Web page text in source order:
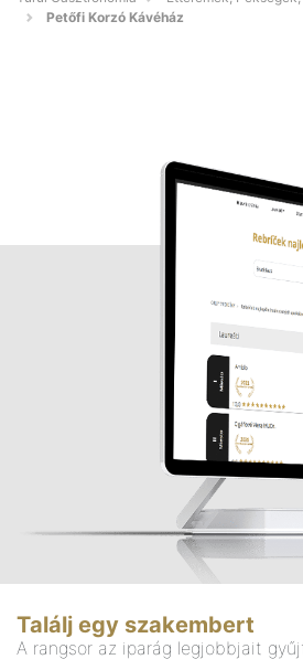
Petőfi Korzó Kávéház
Találj egy szakembert
A rangsor az iparág legjobbjait